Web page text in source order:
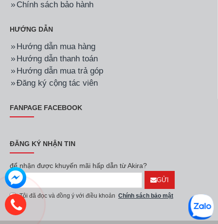
Chính sách bảo hành
HƯỚNG DẪN
Hướng dẫn mua hàng
Hướng dẫn thanh toán
Hướng dẫn mua trả góp
Đăng ký cộng tác viên
FANPAGE FACEBOOK
ĐĂNG KÝ NHẬN TIN
để nhận được khuyến mãi hấp dẫn từ Akira?
GỬI
Tôi đã đọc và đồng ý với điều khoản Chính sách bảo mật